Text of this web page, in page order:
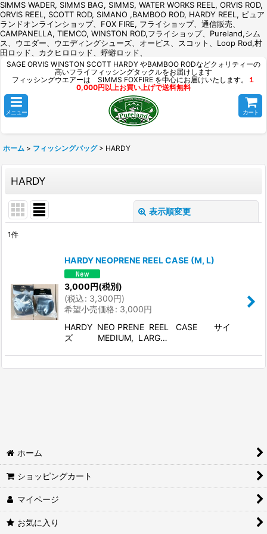
SIMMS WADER, SIMMS BAG, SIMMS, WATER WORKS REEL, ORVIS ROD,
ORVIS REEL, SCOTT ROD, SIMANO ,BAMBOO ROD, HARDY REEL, ピュア
ランドオンラインショップ、FOX FIRE, フライショップ、通信販売、
CAMPANELLA, TIEMCO, WINSTON ROD,フライショップ、Pureland,シム
ス、ウエダー、ウエディングシューズ、オービス、スコット、Loop Rod,村
田ロッド、カクヒロロッド、蜉蝣ロッド、
SAGE ORVIS WINSTON SCOTT HARDY やBAMBOO RODなどクォリティーの
高いフライフィッシングタックルをお届けします
フィッシングウエアーは SIMMS FOXFIRE を中心にお届けいたします。
１
0,000円以上お買い上げで送料無料
メニュー カート
ホーム > フィッシングバッグ > HARDY
HARDY
表示順変更
絞り込む
1件
HARDY NEOPRENE REEL CASE (M, L)
3,000円(税別)
(税込: 3,300円)
希望小売価格: 3,000円
HARDY NEO PRENE REEL CASE サイ
ズ MEDIUM, LARG…
ホーム
ショッピングカート
マイページ
お気に入り